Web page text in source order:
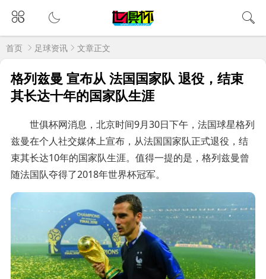
首页 足球资讯 文章正文
格列兹曼 宣布从 法国国家队 退役，结束
其长达十年的国家队生涯
世俱杯网消息，北京时间9月30日下午，法国球星格列
兹曼在个人社交媒体上宣布，从法国国家队正式退役，结
束其长达10年的国家队生涯。值得一提的是，格列兹曼曾
随法国队夺得了2018年世界杯冠军。